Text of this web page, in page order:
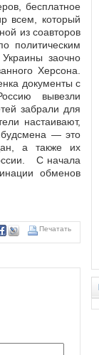
бесплатное
всем, который
из соавторов
политическим
заочно
Херсона.
документы с
вывезли
забрали для
настаивают,
— это
а также их
С начала
обменов
Печатать